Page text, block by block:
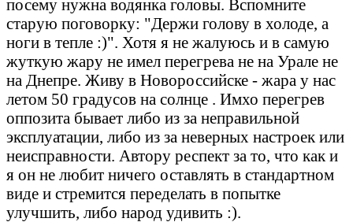
посему нужна водянка головы. Вспомните
старую поговорку: "Держи голову в холоде, а
ноги в тепле :)". Хотя я не жалуюсь и в самую
жуткую жару не имел перегрева не на Урале не
на Днепре. Живу в Новороссийске - жара у нас
летом 50 градусов на солнце . Имхо перегрев
оппозита бывает либо из за неправильной
эксплуатации, либо из за неверных настроек или
неисправности. Автору респект за то, что как и
я он не любит ничего оставлять в стандартном
виде и стремится переделать в попытке
улучшить, либо народ удивить :).